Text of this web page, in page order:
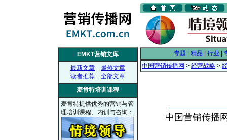
EMKT营销文库
最新文章
最热文章
读者推荐
全部文章
麦肯特培训课程
麦肯特提供优秀的营销与管
理培训课程、内训与咨询：
专题 精品 行业
中国营销传播网 > 经营战略 >
中国营销传播